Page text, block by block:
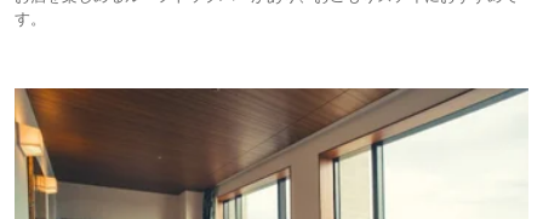
す。